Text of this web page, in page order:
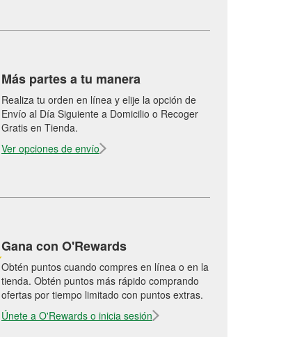
Más partes a tu manera
Realiza tu orden en línea y elije la opción de
Envío al Día Siguiente a Domicilio o Recoger
Gratis en Tienda.
Ver opciones de envío
Gana con O'Rewards
Obtén puntos cuando compres en línea o en la
tienda. Obtén puntos más rápido comprando
ofertas por tiempo limitado con puntos extras.
Únete a O'Rewards o inicia sesión